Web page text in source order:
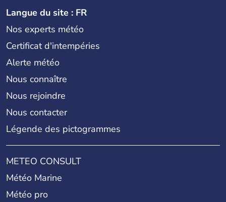
Langue du site : FR
Nos experts météo
Certificat d'intempéries
Alerte météo
Nous connaître
Nous rejoindre
Nous contacter
Légende des pictogrammes
METEO CONSULT
Météo Marine
Météo pro